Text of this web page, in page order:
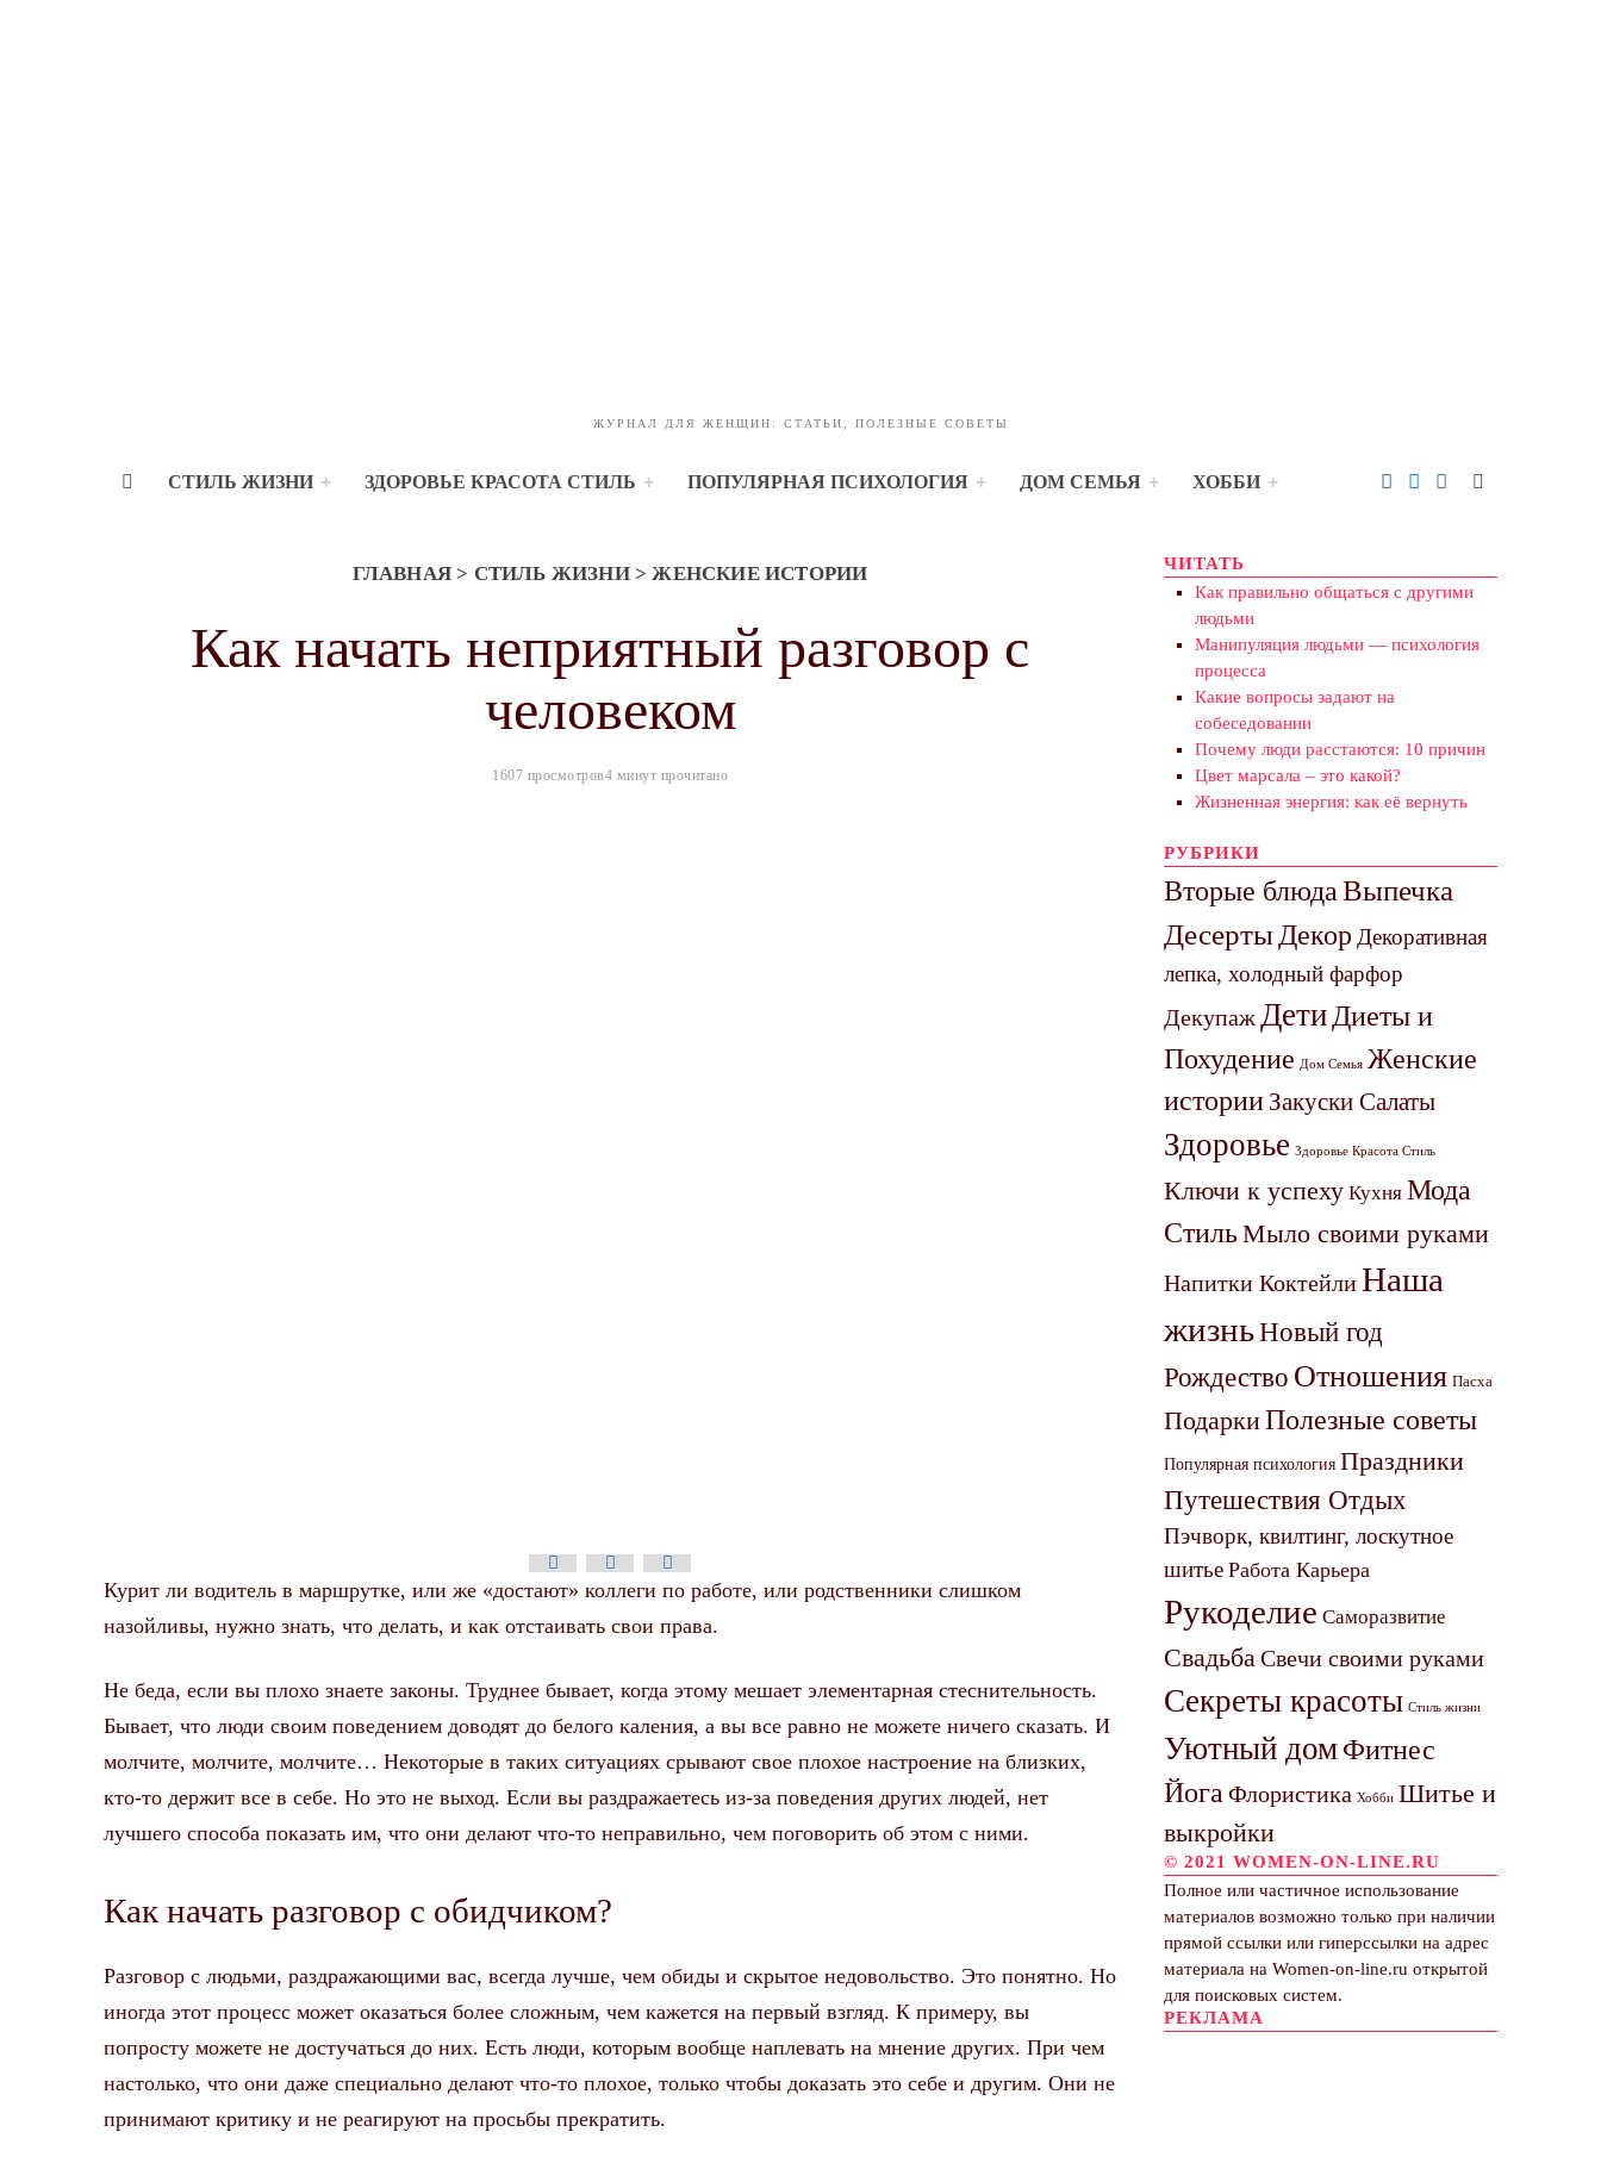
ЖУРНАЛ ДЛЯ ЖЕНЩИН: СТАТЬИ, ПОЛЕЗНЫЕ СОВЕТЫ
СТИЛЬ ЖИЗНИ ЗДОРОВЬЕ КРАСОТА СТИЛЬ ПОПУЛЯРНАЯ ПСИХОЛОГИЯ ДОМ СЕМЬЯ ХОББИ
ГЛАВНАЯ> СТИЛЬ ЖИЗНИ>ЖЕНСКИЕ ИСТОРИИ
Как начать неприятный разговор с
человеком
1607 просмотров4 минут прочитано
Курит ли водитель в маршрутке, или же «достают» коллеги по работе, или родственники слишком
назойливы, нужно знать, что делать, и как отстаивать свои права.
Не беда, если вы плохо знаете законы. Труднее бывает, когда этому мешает элементарная стеснительность.
Бывает, что люди своим поведением доводят до белого каления, а вы все равно не можете ничего сказать. И
молчите, молчите, молчите… Некоторые в таких ситуациях срывают свое плохое настроение на близких,
кто-то держит все в себе. Но это не выход. Если вы раздражаетесь из-за поведения других людей, нет
лучшего способа показать им, что они делают что-то неправильно, чем поговорить об этом с ними.
Как начать разговор с обидчиком?
Разговор с людьми, раздражающими вас, всегда лучше, чем обиды и скрытое недовольство. Это понятно. Но
иногда этот процесс может оказаться более сложным, чем кажется на первый взгляд. К примеру, вы
попросту можете не достучаться до них. Есть люди, которым вообще наплевать на мнение других. При чем
настолько, что они даже специально делают что-то плохое, только чтобы доказать это себе и другим. Они не
принимают критику и не реагируют на просьбы прекратить.
ЧИТАТЬ
Как правильно общаться с другими
людьми
Манипуляция людьми — психология
процесса
Какие вопросы задают на
собеседовании
Почему люди расстаются: 10 причин
Цвет марсала – это какой?
Жизненная энергия: как её вернуть
РУБРИКИ
Вторые блюда Выпечка
Десерты Декор Декоративная
лепка, холодный фарфор
ДекупажДети Диеты и
Похудение Дом Семья Женские
истории Закуски Салаты
Здоровье Здоровье Красота Стиль
Ключи к успеху Кухня Мода
СтильМыло своими руками
Напитки КоктейлиНаша
жизньНовый год
Рождество Отношения Пасха
ПодаркиПолезные советы
Популярная психология Праздники
Путешествия Отдых
Пэчворк, квилтинг, лоскутное
шитье Работа Карьера
Рукоделие Саморазвитие
СвадьбаСвечи своими руками
Секреты красоты Стиль жизни
Уютный домФитнес
Йога Флористика Хобби Шитье и
выкройки
© 2021 WOMEN-ON-LINE.RU
Полное или частичное использование
материалов возможно только при наличии
прямой ссылки или гиперссылки на адрес
материала на Women-on-line.ru открытой
для поисковых систем.
РЕКЛАМА